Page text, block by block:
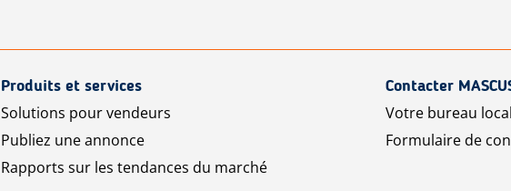
Produits et services
Solutions pour vendeurs
Publiez une annonce
Rapports sur les tendances du marché
Contacter
Votre bureau
Formulaire de